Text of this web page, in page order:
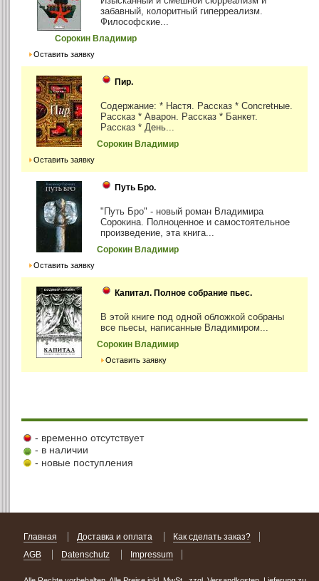
забавный, колоритный гиперреализм.
Философские...
Сорокин Владимир
Оставить заявку
Пир.
Содержание: * Настя. Рассказ * Concretные.
Рассказ * Аварон. Рассказ * Банкет.
Рассказ * День...
Сорокин Владимир
Оставить заявку
Путь Бро.
"Путь Бро" - новый роман Владимира
Сорокина. Полноценное и самостоятельное
произведение, эта книга...
Сорокин Владимир
Оставить заявку
Капитал. Полное собрание пьес.
В этой книге под одной обложкой собраны
все пьесы, написанные Владимиром...
Сорокин Владимир
Оставить заявку
- временно отсутствует
- в наличии
- новые поступления
Главная Доставка и оплата
Как сделать заказ?
AGB
Datenschutz Impressum